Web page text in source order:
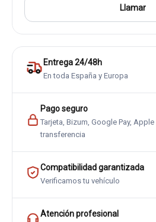
Llamar
Entrega 24/48h
En toda España y Europa
Pago seguro
Tarjeta, Bizum, Google Pay, Apple
transferencia
Compatibilidad garantizada
Verificamos tu vehículo
Atención profesional